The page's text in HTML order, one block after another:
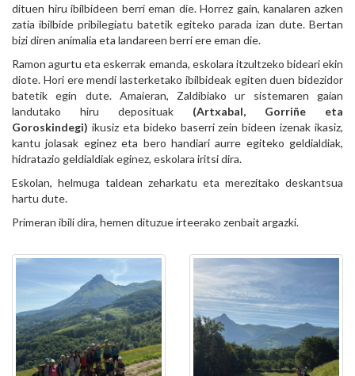
dituen hiru ibilbideen berri eman die. Horrez gain, kanalaren azken
zatia ibilbide pribilegiatu batetik egiteko parada izan dute. Bertan
bizi diren animalia eta landareen berri ere eman die.
Ramon agurtu eta eskerrak emanda, eskolara itzultzeko bideari ekin
diote. Hori ere mendi lasterketako ibilbideak egiten duen bidezidor
batetik egin dute. Amaieran, Zaldibiako ur sistemaren gaian
landutako hiru deposituak (Artxabal, Gorriñe eta
Goroskindegi) ikusiz eta bideko baserri zein bideen izenak ikasiz,
kantu jolasak eginez eta bero handiari aurre egiteko geldialdiak,
hidratazio geldialdiak eginez, eskolara iritsi dira.
Eskolan, helmuga taldean zeharkatu eta merezitako deskantsua
hartu dute.
Primeran ibili dira, hemen dituzue irteerako zenbait argazki.